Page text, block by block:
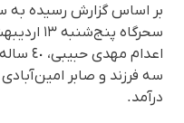
بر اساس گزارش رسیده به
سه فرزند و صابر امین‌آبادی
درآمد.